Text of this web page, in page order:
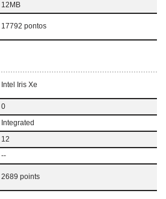
12MB
17792 pontos
Intel Iris Xe
0
Integrated
12
--
2689 points